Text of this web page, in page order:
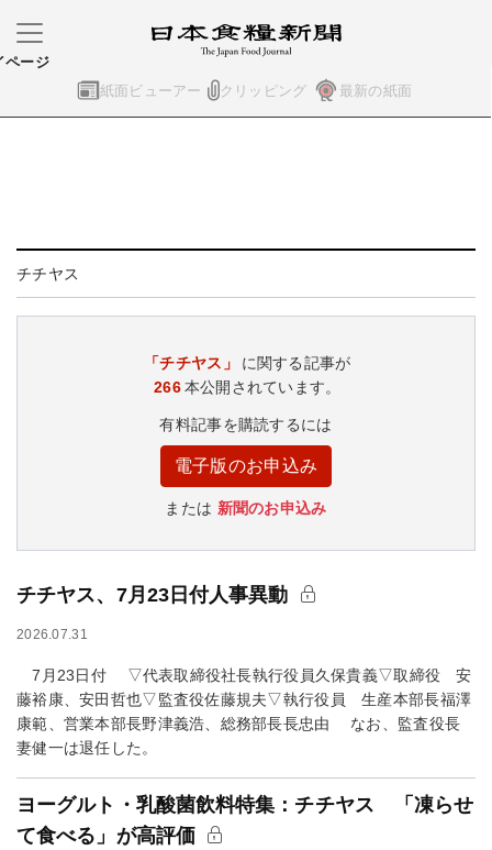
紙面ビューアー クリッピング 最新の紙面
ページ
チチヤス
「チチヤス」
に関する記事が
266本公開されています。
有料記事を購読するには
電子版のお申込み
または 新聞のお申込み
チチヤス、7月23日付人事異動
2026.07.31
7月23日付 ▽代表取締役社長執行役員久保貴義▽取締役 安
藤裕康、安田哲也▽監査役佐藤規夫▽執行役員 生産本部長福澤
康範、営業本部長野津義浩、総務部長長忠由 なお、監査役長
妻健一は退任した。
ヨーグルト・乳酸菌飲料特集：チチヤス 「凍らせ
て食べる」が高評価